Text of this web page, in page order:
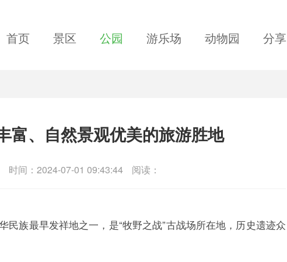
首页 景区 公园 游乐场 动物园 分享
富、自然景观优美的旅游胜地
时间：2024-07-01 09:43:44 阅读：
民族最早发祥地之一，是“牧野之战”古战场所在地，历史遗迹众